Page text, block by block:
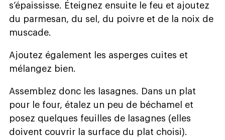
s’épaississe. Éteignez ensuite le feu et ajoutez
du parmesan, du sel, du poivre et de la noix de
muscade.
Ajoutez également les asperges cuites et
mélangez bien.
Assemblez donc les lasagnes. Dans un plat
pour le four, étalez un peu de béchamel et
posez quelques feuilles de lasagnes (elles
doivent couvrir la surface du plat choisi).